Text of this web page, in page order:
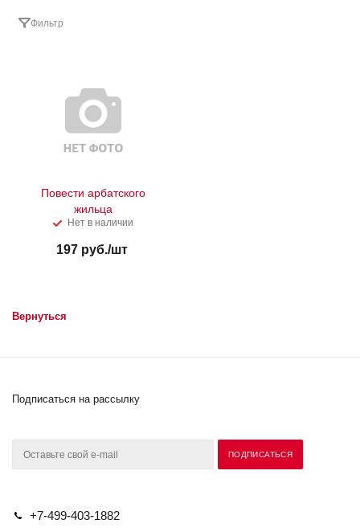
Фильтр
Повести арбатского
жильца
Нет в наличии
197руб./шт
Вернуться
Подписаться на рассылку
+7-499-403-1882